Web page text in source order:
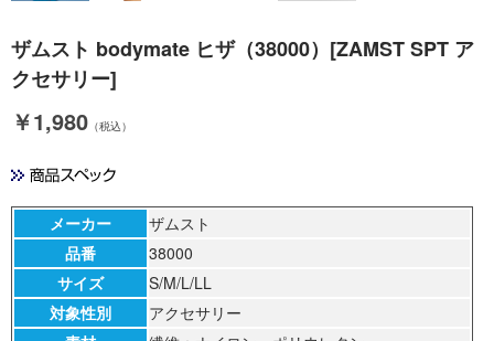
ザムスト bodymate ヒザ（38000）[ZAMST SPT ア
クセサリー]
￥1,980 （税込）
メーカー
ザムスト
品番
38000
サイズ
S/M/L/LL
対象性別
アクセサリー